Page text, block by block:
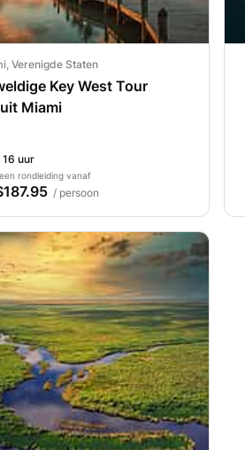
Verenigde Staten
Key West Tour
Miami
16 uur
rondleiding vanaf
/ persoon